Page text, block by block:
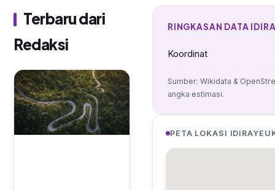
Terbaru dari
Redaksi
RINGKASAN DATA
Koordinat
Sumber: Wikidata &
angka estimasi.
PETA LOKASI